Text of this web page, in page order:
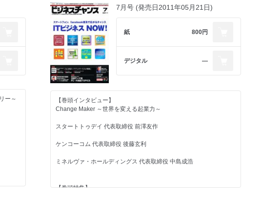
セミナー情報
助成金活用術／シニア起業ノススメ
バックオフィスの落とし穴
敏腕コンサルタントが語るM&A最新情報
社長のオススメ本
バックナンバー
次号予告
榊原
Vol2.サウザンドクレイン 高橋良太社長
成長企業の舞台裏
アイブリッド／エクシオジャパン／日本流通センター
百人百通りの起業ストーリー
ラディア 谷中教隆社長／アイアイシー 平松二三生会長／フードコミ
ュニケーション 入交功社長
日本人の精神が宿る国 ベトナムvol.1
グローバル市場の攻略ポイントvol.1
今月のお役立ち情報
バックオフィスの落とし穴
バックナンバー
GMO
ー／
締役／TERRA MOTORS 徳重徹社長／サウザンドクレイン 高橋
良太社長／エヌアセット 宮川恒雄社長／リンガーハット 井原康
晴FC企画開発グループ担当執行役員／ダイオーズ 大久保真一社長
／なんつッ亭 古谷一郎社長／SATISFACTION GUARANTEED ASIA
PTE,LTD 佐藤俊介CEO＆BrandDesigner／イー・ライフ・グルー
プ 小川義行社長／おかやま工房 河上祐隆社長／ブレイン 天毛
伸一社長／CIESF 大久保秀夫理事長
支援会社トピックス
注目の進出支援企業一覧
第2特集
わが社のこだわり独立制度とは！？
ト／インターナショナルダイニングコーポレーション
強力連載企画
ー～
7月号 (発売日2011年05月21日)
紙 800円
デジタル ―
【巻頭インタビュー】
Change Maker ～世界を変える起業力～
スタートトゥデイ 代表取締役 前澤友作
ケンコーコム 代表取締役 後藤玄利
ミネルヴァ・ホールディングス 代表取締役 中島成浩
【巻頭特集】